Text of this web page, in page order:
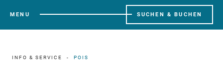
MENU SUCHEN & BUCHEN
INFO & SERVICE POIS